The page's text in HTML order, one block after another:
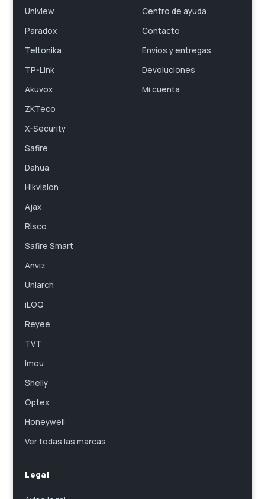
Uniview
Paradox
Teltonika
TP-Link
Akuvox
ZKTeco
X-Security
Safire
Dahua
Hikvision
Ajax
Risco
Safire Smart
Anviz
Uniarch
iLOQ
Reyee
TVT
Imou
Shelly
Optex
Honeywell
Ver todas las marcas
Centro de ayuda
Contacto
Envíos y entregas
Devoluciones
Mi cuenta
Legal